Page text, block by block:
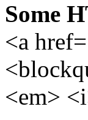
Some
<a
<em>